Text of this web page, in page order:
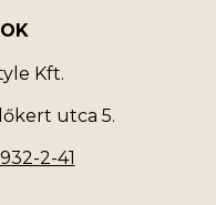
Kft.
utca 5.
2-41